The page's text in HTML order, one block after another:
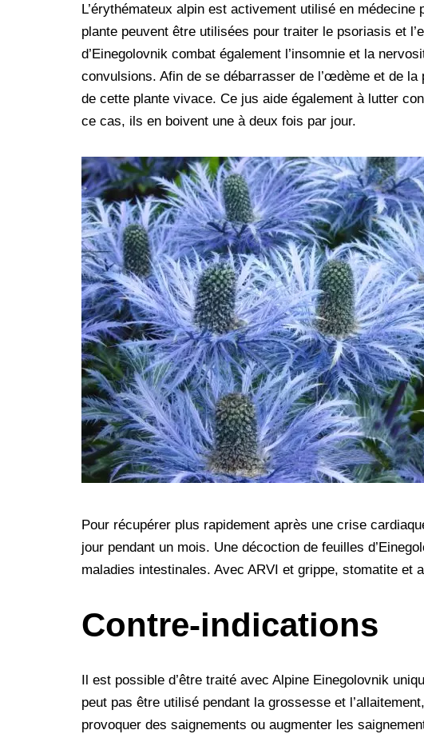
L’érythémateux alpin est activement utilisé en
plante peuvent être utilisées pour traiter le psoriasis et
d’Einegolovnik combat également l’insomnie et la
convulsions. Afin de se débarrasser de l’œdème et de
de cette plante vivace. Ce jus aide également à lutter
ce cas, ils en boivent une à deux fois par jour.
Pour récupérer plus rapidement après une crise
jour pendant un mois. Une décoction de feuilles
maladies intestinales. Avec ARVI et grippe, stomatite et
Contre-indications
Il est possible d’être traité avec Alpine Einegolovnik
peut pas être utilisé pendant la grossesse et
provoquer des saignements ou augmenter les